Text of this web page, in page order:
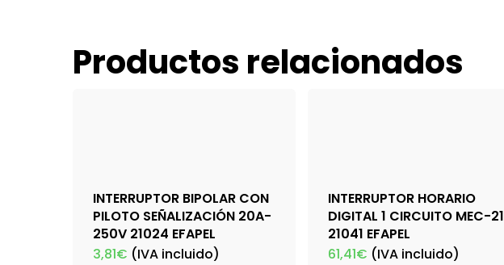
Productos relacionados
INTERRUPTOR BIPOLAR CON
PILOTO SEÑALIZACIÓN 20A-
250V 21024 EFAPEL
3,81€ (IVA incluido)
INTERRUPTOR HORARIO
DIGITAL 1 CIRCUITO MEC-21
21041 EFAPEL
61,41€ (IVA incluido)